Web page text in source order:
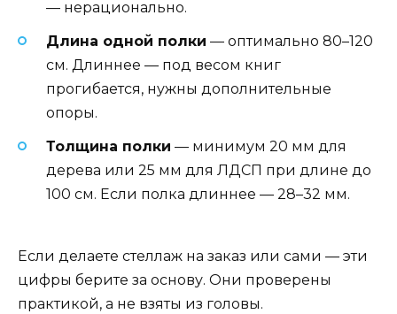
— нерационально.
Длина одной полки — оптимально 80–120
см. Длиннее — под весом книг
прогибается, нужны дополнительные
опоры.
Толщина полки — минимум 20 мм для
дерева или 25 мм для ЛДСП при длине до
100 см. Если полка длиннее — 28–32 мм.
Если делаете стеллаж на заказ или сами — эти
цифры берите за основу. Они проверены
практикой, а не взяты из головы.